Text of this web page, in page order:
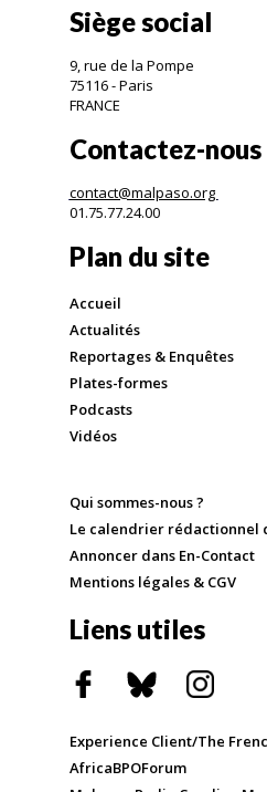
Siège social
9, rue de la Pompe
75116 - Paris
FRANCE
Contactez-nous
contact@malpaso.org
01.75.77.24.00
Plan du site
Accueil
Actualités
Reportages & Enquêtes
Plates-formes
Podcasts
Vidéos
Qui sommes-nous ?
Le calendrier rédactionnel
Annoncer dans En-Contact
Mentions légales & CGV
Liens utiles
Experience Client/The
AfricaBPOForum